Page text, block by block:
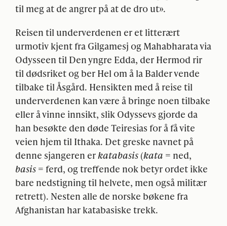
til meg at de angrer på at de dro ut».
Reisen til underverdenen er et litterært
urmotiv kjent fra Gilgamesj og Mahabharata via
Odysseen til Den yngre Edda, der Hermod rir
til dødsriket og ber Hel om å la Balder vende
tilbake til Åsgård. Hensikten med å reise til
underverdenen kan være å bringe noen tilbake
eller å vinne innsikt, slik Odyssevs gjorde da
han besøkte den døde Teiresias for å få vite
veien hjem til Ithaka. Det greske navnet på
denne sjangeren erkatabasis (kata = ned,
basis = ferd, og treffende nok betyr ordet ikke
bare nedstigning til helvete, men også militær
retrett). Nesten alle de norske bøkene fra
Afghanistan har katabasiske trekk.